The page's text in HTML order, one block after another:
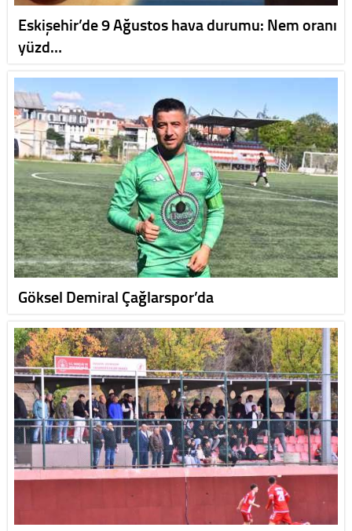
Eskişehir’de 9 Ağustos hava durumu: Nem oranı
yüzd…
Göksel Demiral Çağlarspor’da